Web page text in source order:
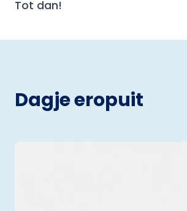
Tot dan!
Dagje eropuit